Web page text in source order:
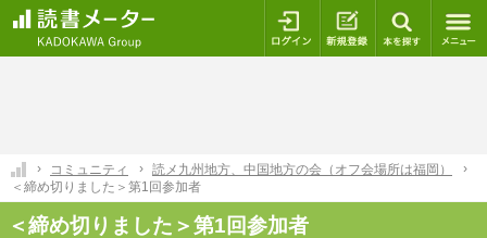
ログイン 新規登録
コミュニティ
読メ九州地方、中国地方の会（オフ会場所は福岡）
＜締め切りました＞第1回参加者
＜締め切りました＞第1回参加者